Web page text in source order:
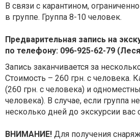
В связи с карантином,
в группе. Группа 8-10 человек.
Предварительная запись на
по телефону: 096-925-62-79
Запись заканчивается за
Стоимость – 260 грн. с человека.
(260 грн. с человека) и
человека). В случае, если группа
несколько дней до экскурсии вас
ВНИМАНИЕ! Для получения